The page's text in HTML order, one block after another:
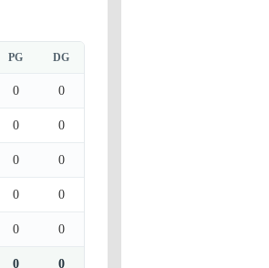
PG DG
0 0
0 0
0 0
0 0
0 0
0 0